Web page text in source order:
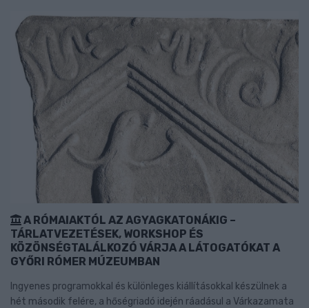
A RÓMAIAKTÓL AZ AGYAGKATONÁKIG –
TÁRLATVEZETÉSEK, WORKSHOP ÉS
KÖZÖNSÉGTALÁLKOZÓ VÁRJA A LÁTOGATÓKAT A
GYŐRI RÓMER MÚZEUMBAN
Ingyenes programokkal és különleges kiállításokkal készülnek a
hét második felére, a hőségriadó idején ráadásul a Várkazamata